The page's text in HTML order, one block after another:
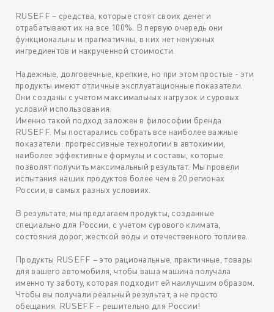
RUSEFF – средства, которые стоят своих денег и
отрабатывают их на все 100%. В первую очередь они
функциональны и прагматичны, в них нет ненужных
ингредиентов и накрученной стоимости.
Надежные, долговечные, крепкие, но при этом простые - эти
продукты имеют отличные эксплуатационные показатели.
Они созданы с учетом максимальных нагрузок и суровых
условий использования.
Именно такой подход заложен в философии бренда
RUSEFF. Мы постарались собрать все наиболее важные
показатели: прогрессивные технологии в автохимии,
наиболее эффективные формулы и составы, которые
позволят получить максимальный результат. Мы провели
испытания наших продуктов более чем в 20 регионах
России, в самых разных условиях.
В результате, мы предлагаем продукты, созданные
специально для России, с учетом сурового климата,
состояния дорог, жесткой воды и отечественного топлива.
Продукты RUSEFF – это рациональные, практичные, товары
для вашего автомобиля, чтобы ваша машина получала
именно ту заботу, которая подходит ей наилучшим образом.
Чтобы вы получали реальный результат, а не просто
обещания. RUSEFF – решительно для России!